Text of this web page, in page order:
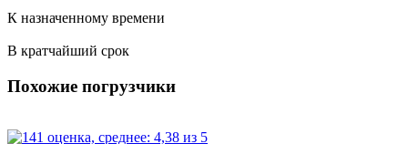
К назначенному времени
В кратчайший срок
Похожие погрузчики